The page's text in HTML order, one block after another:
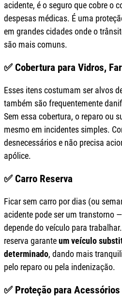
acidente, é o seguro que cobre o
despesas médicas. É uma
em grandes cidades onde o
são mais comuns.
✅ Cobertura para Vidros,
Esses itens costumam ser alvos
também são frequentemente
Sem essa cobertura, o reparo ou
mesmo em incidentes simples.
desnecessários e não precisa
apólice.
✅ Carro Reserva
Ficar sem carro por dias (ou
acidente pode ser um transtorno
depende do veículo para
reserva garanteum veículo
determinado, dando mais
pelo reparo ou pela indenização.
✅ Proteção para Acessórios